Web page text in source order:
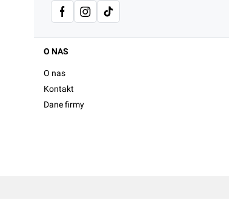
Linki w stopce
O NAS
O nas
Kontakt
Dane firmy